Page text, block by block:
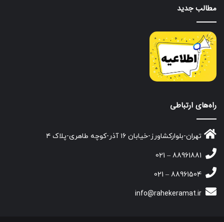
مطالب جدید
راه‌های ارتباطی
تهران-بلوارکشاورز-خیابان ۱۶ آذر-کوچه طاهری-پلاک ۴
88961881 – 021
88961504 – 021
info@rahekeramat.ir